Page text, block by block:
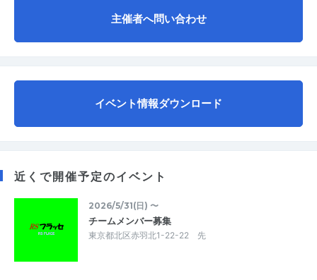
主催者へ問い合わせ
イベント情報ダウンロード
近くで開催予定のイベント
2026/5/31(日) 〜
チームメンバー募集
東京都北区赤羽北1-22-22 先